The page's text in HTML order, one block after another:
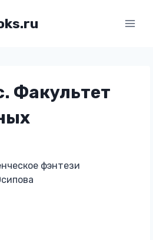
Факультет
фэнтези